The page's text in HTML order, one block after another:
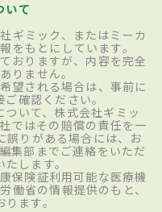
いて
ギミック、またはミーカ
をもとにしています。
おりますが、内容を完全
りません。
望される場合は、事前に
確認ください。
いて、株式会社ギミッ
ではその賠償の責任を一
誤りがある場合には、お
集部までご連絡をいただ
します。
保険証利用可能な医療機
働省の情報提供のもと、
ます。